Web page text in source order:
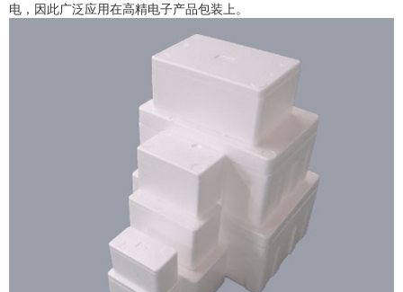
电，因此广泛应用在高精电子产品包装上。